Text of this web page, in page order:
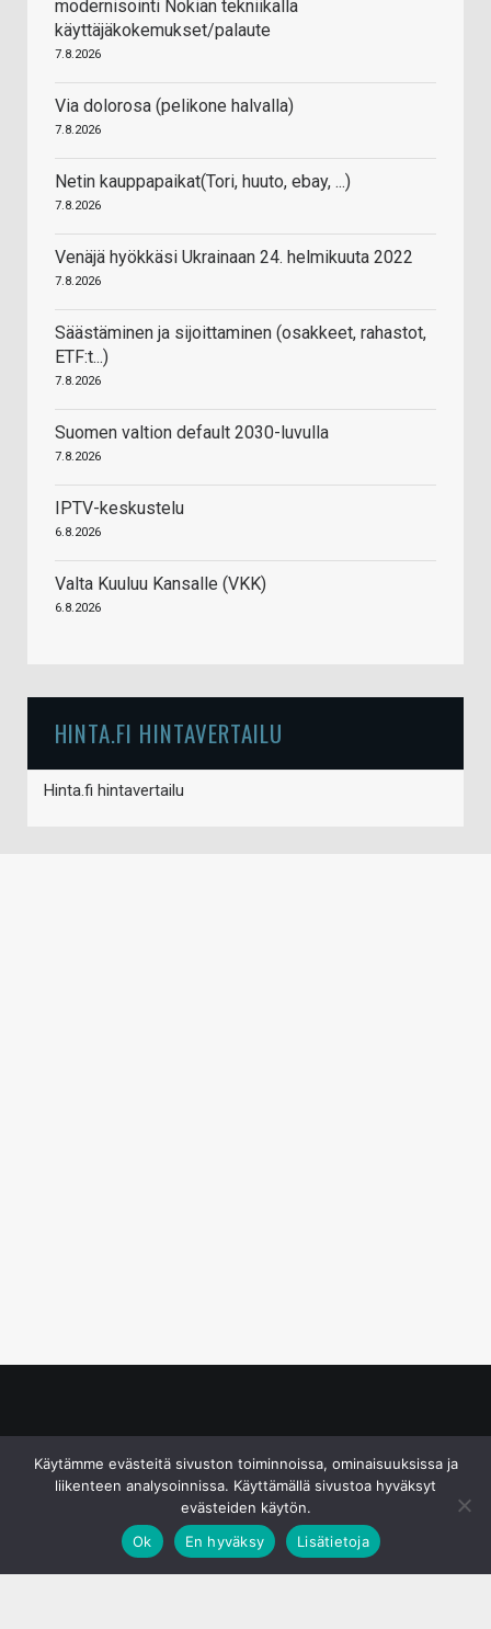
modernisointi Nokian tekniikalla
käyttäjäkokemukset/palaute
7.8.2026
Via dolorosa (pelikone halvalla)
7.8.2026
Netin kauppapaikat(Tori, huuto, ebay, ...)
7.8.2026
Venäjä hyökkäsi Ukrainaan 24. helmikuuta 2022
7.8.2026
Säästäminen ja sijoittaminen (osakkeet, rahastot,
ETF:t...)
7.8.2026
Suomen valtion default 2030-luvulla
7.8.2026
IPTV-keskustelu
6.8.2026
Valta Kuuluu Kansalle (VKK)
6.8.2026
HINTA.FI HINTAVERTAILU
Hinta.fi hintavertailu
Käytämme evästeitä sivuston toiminnoissa, ominaisuuksissa ja
liikenteen analysoinnissa. Käyttämällä sivustoa hyväksyt
evästeiden käytön.
Ok
En hyväksy Lisätietoja